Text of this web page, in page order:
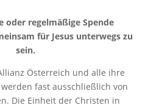
oder regelmäßige Spende
für Jesus unterwegs zu
sein.
Österreich und alle ihre
fast ausschließlich von
Die Einheit der Christen in